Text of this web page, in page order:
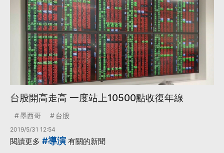
台股開高走高 一度站上10500點收復年線
墨西哥 台股
2019/5/31 12:54
閱讀更多 #導演 有關的新聞